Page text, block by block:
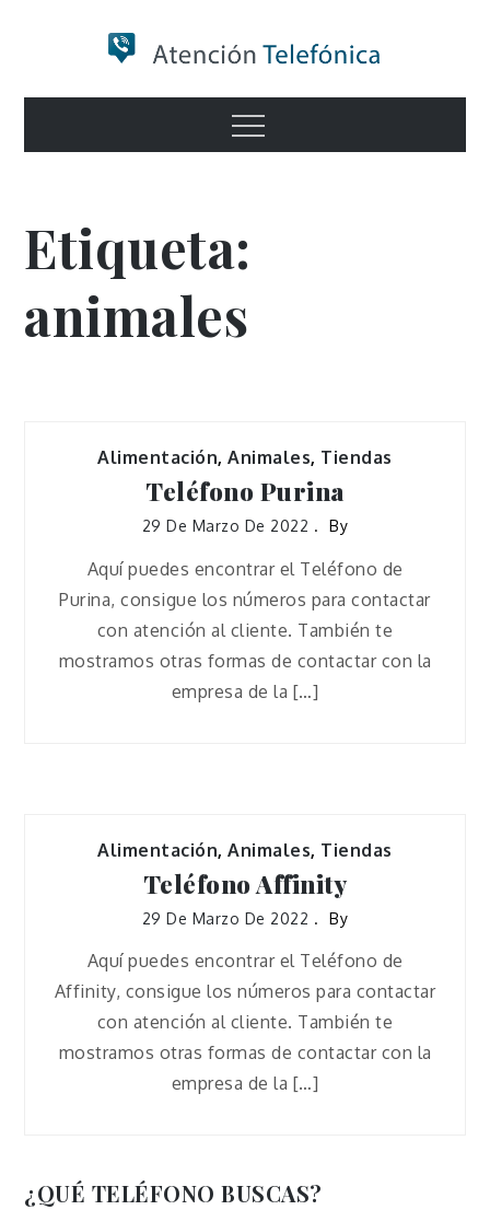
Numero de
Información
Menu
Etiqueta:
animales
Alimentación,Animales, Tiendas
Teléfono Purina
29 De Marzo De 2022 By
Aquí puedes encontrar el Teléfono de
Purina, consigue los números para contactar
con atención al cliente. También te
mostramos otras formas de contactar con la
empresa de la […]
Alimentación,Animales, Tiendas
Teléfono Affinity
29 De Marzo De 2022 By
Aquí puedes encontrar el Teléfono de
Affinity, consigue los números para contactar
con atención al cliente. También te
mostramos otras formas de contactar con la
empresa de la […]
¿QUÉ TELÉFONO BUSCAS?